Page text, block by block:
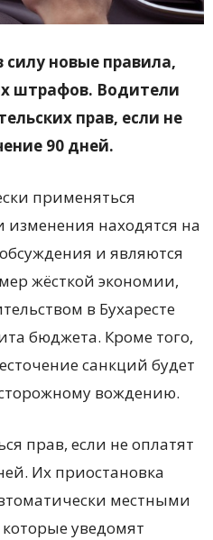
новые правила,
штрафов. Водители
прав, если не
90 дней.
применяться
изменения находятся на
и являются
жёсткой экономии,
в Бухаресте
бюджета. Кроме того,
санкций будет
вождению.
прав, если не оплатят
Их приостановка
местными
уведомят